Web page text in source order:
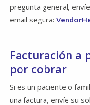
pregunta general,
email segura:
Facturación a
por cobrar
Si es un paciente o
una factura, envíe su